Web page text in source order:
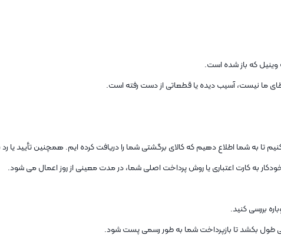
ما نیست، آسیب دیده یا قطعاتی از دست رفته است.
تا به شما اطلاع دهیم که کالای برگشتی شما را دریافت کرده ایم. همچنین تأیید یا
به کارت اعتباری یا روش پرداخت اصلی شما، در مدت معینی از روز اعمال می شود.
بررسی کنید.
بکشد تا بازپرداخت شما به طور رسمی پست شود.